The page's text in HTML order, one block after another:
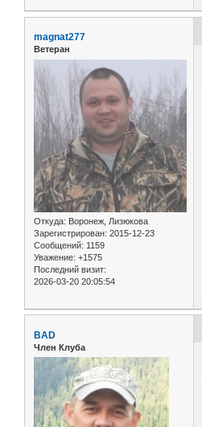
magnat277
Ветеран
Откуда: Воронеж, Лизюкова
Зарегистрирован: 2015-12-23
Сообщений: 1159
Уважение: +1575
Последний визит:
2026-03-20 20:05:54
BAD
Член Клуба